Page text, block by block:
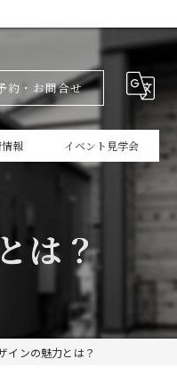
約・お問合せ
報
くりの本掲載
イベント見学会
は？
インの魅力とは？